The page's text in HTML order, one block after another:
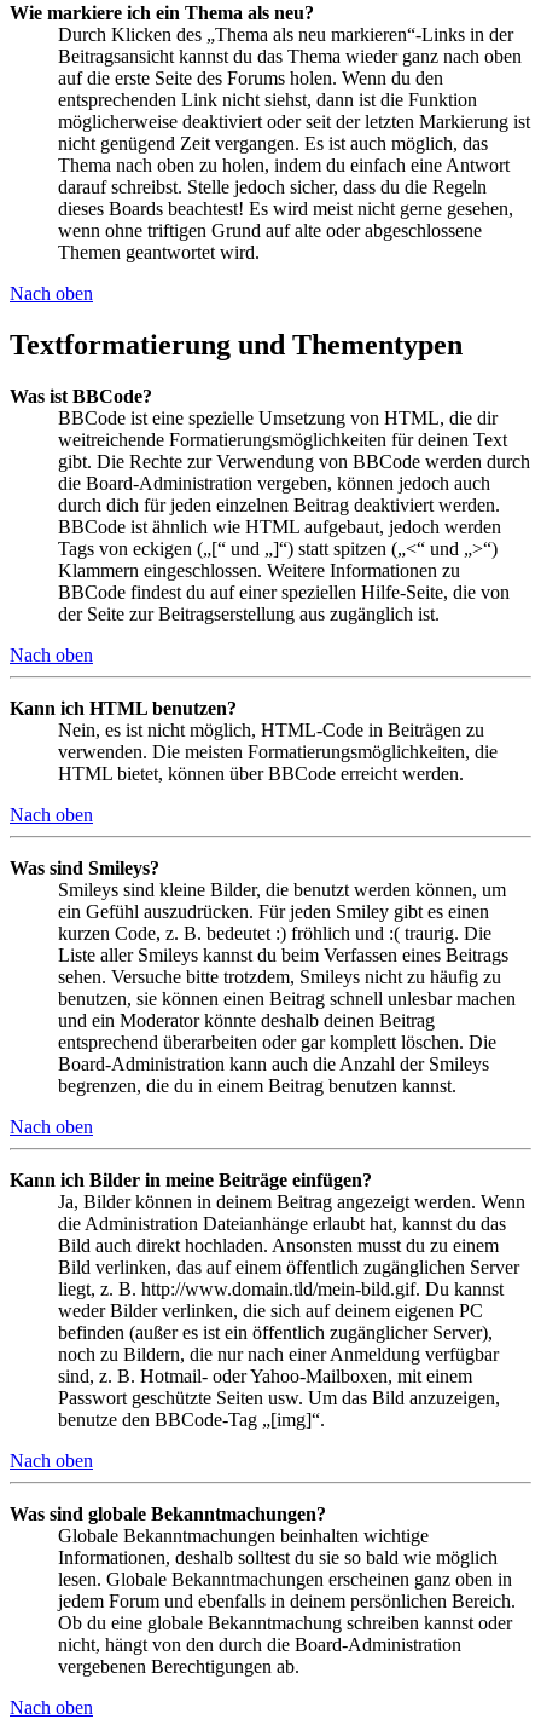
Wie markiere ich ein Thema als neu?
Durch Klicken des „Thema als neu markieren“-Links in der
Beitragsansicht kannst du das Thema wieder ganz nach oben
auf die erste Seite des Forums holen. Wenn du den
entsprechenden Link nicht siehst, dann ist die Funktion
möglicherweise deaktiviert oder seit der letzten Markierung ist
nicht genügend Zeit vergangen. Es ist auch möglich, das
Thema nach oben zu holen, indem du einfach eine Antwort
darauf schreibst. Stelle jedoch sicher, dass du die Regeln
dieses Boards beachtest! Es wird meist nicht gerne gesehen,
wenn ohne triftigen Grund auf alte oder abgeschlossene
Themen geantwortet wird.
Nach oben
Textformatierung und Thementypen
Was ist BBCode?
BBCode ist eine spezielle Umsetzung von HTML, die dir
weitreichende Formatierungsmöglichkeiten für deinen Text
gibt. Die Rechte zur Verwendung von BBCode werden durch
die Board-Administration vergeben, können jedoch auch
durch dich für jeden einzelnen Beitrag deaktiviert werden.
BBCode ist ähnlich wie HTML aufgebaut, jedoch werden
Tags von eckigen („[“ und „]“) statt spitzen („<“ und „>“)
Klammern eingeschlossen. Weitere Informationen zu
BBCode findest du auf einer speziellen Hilfe-Seite, die von
der Seite zur Beitragserstellung aus zugänglich ist.
Nach oben
Kann ich HTML benutzen?
Nein, es ist nicht möglich, HTML-Code in Beiträgen zu
verwenden. Die meisten Formatierungsmöglichkeiten, die
HTML bietet, können über BBCode erreicht werden.
Nach oben
Was sind Smileys?
Smileys sind kleine Bilder, die benutzt werden können, um
ein Gefühl auszudrücken. Für jeden Smiley gibt es einen
kurzen Code, z. B. bedeutet :) fröhlich und :( traurig. Die
Liste aller Smileys kannst du beim Verfassen eines Beitrags
sehen. Versuche bitte trotzdem, Smileys nicht zu häufig zu
benutzen, sie können einen Beitrag schnell unlesbar machen
und ein Moderator könnte deshalb deinen Beitrag
entsprechend überarbeiten oder gar komplett löschen. Die
Board-Administration kann auch die Anzahl der Smileys
begrenzen, die du in einem Beitrag benutzen kannst.
Nach oben
Kann ich Bilder in meine Beiträge einfügen?
Ja, Bilder können in deinem Beitrag angezeigt werden. Wenn
die Administration Dateianhänge erlaubt hat, kannst du das
Bild auch direkt hochladen. Ansonsten musst du zu einem
Bild verlinken, das auf einem öffentlich zugänglichen Server
liegt, z. B. http://www.domain.tld/mein-bild.gif. Du kannst
weder Bilder verlinken, die sich auf deinem eigenen PC
befinden (außer es ist ein öffentlich zugänglicher Server),
noch zu Bildern, die nur nach einer Anmeldung verfügbar
sind, z. B. Hotmail- oder Yahoo-Mailboxen, mit einem
Passwort geschützte Seiten usw. Um das Bild anzuzeigen,
benutze den BBCode-Tag „[img]“.
Nach oben
Was sind globale Bekanntmachungen?
Globale Bekanntmachungen beinhalten wichtige
Informationen, deshalb solltest du sie so bald wie möglich
lesen. Globale Bekanntmachungen erscheinen ganz oben in
jedem Forum und ebenfalls in deinem persönlichen Bereich.
Ob du eine globale Bekanntmachung schreiben kannst oder
nicht, hängt von den durch die Board-Administration
vergebenen Berechtigungen ab.
Nach oben